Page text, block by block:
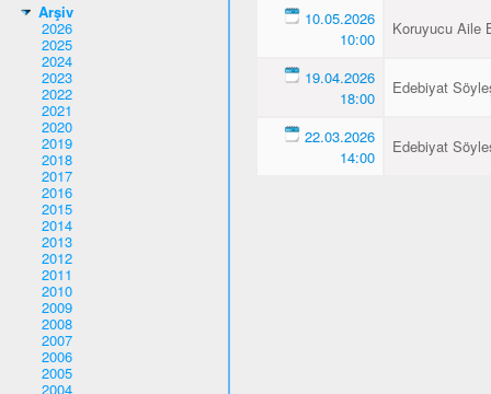
Arşiv
2026
2025
2024
2023
2022
2021
2020
2019
2018
2017
2016
2015
2014
2013
2012
2011
2010
2009
2008
2007
2006
2005
2004
10.05.2026
10:00
Koruyucu Aile
19.04.2026
18:00
Edebiyat
22.03.2026
14:00
Edebiyat